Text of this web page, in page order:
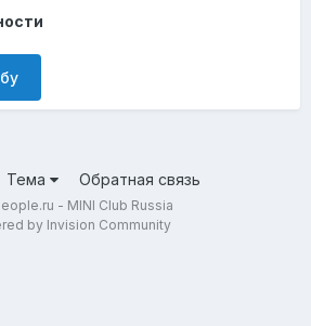
Тема Обратная связь
- MINI Club Russia
by Invision Community